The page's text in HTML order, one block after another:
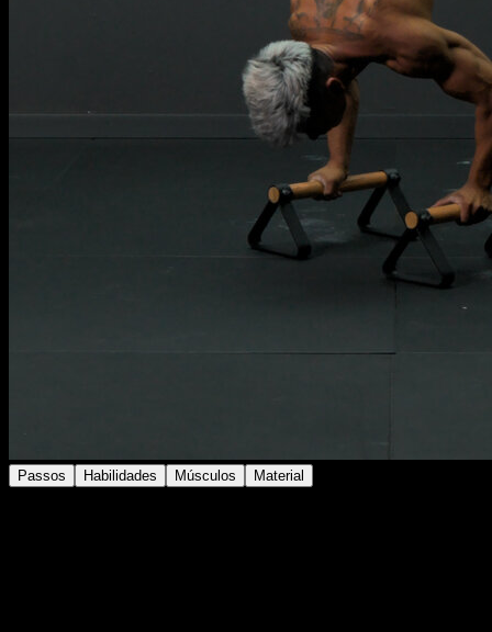
Passos Habilidades Músculos Material